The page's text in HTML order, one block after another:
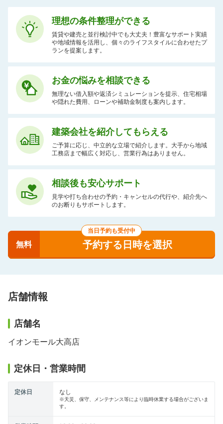
理想の条件整理ができる
賃貸や建売と並行検討中でも大丈夫！豊富なサポート実績
や地域情報を活用し、個々のライフスタイルに合わせたプ
ランを提案します。
お金の悩みを相談できる
無理ない借入額や返済シミュレーションを提示、住宅相場
や隠れた費用、ローンや補助金制度も案内します。
建築会社を紹介してもらえる
ご予算に応じ、中立的な立場で紹介します。大手から地域
工務店まで幅広く対応し、営業行為はありません。
相談後も安心サポート
見学や打ち合わせの予約・キャンセルの代行や、紹介先へ
のお断りもサポートします。
当日予約も受付中
無料 予約する日時を選択
店舗情報
店舗名
イオンモール大高店
定休日・営業時間
定休日 なし
※天災、保守、メンテナンス等により臨時休業する場合がございま
す。